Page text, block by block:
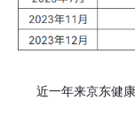
近一年来京东健